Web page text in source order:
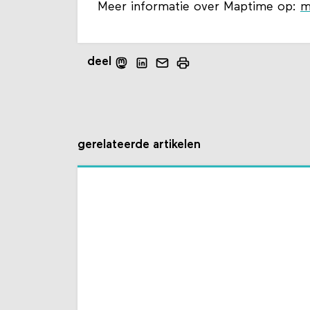
Meer informatie over Maptime op:
deel
gerelateerde artikelen